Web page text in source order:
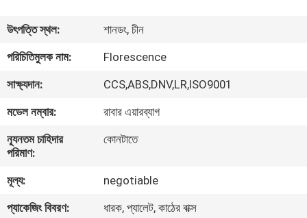
ভিডিও
সম্পর্কে
কারখানা
মান
উৎপত্তি স্থল:
শানডং, চীন
পরিচিতিমুলক নাম:
Florescence
সাক্ষ্যদান:
CCS,ABS,DNV,LR,ISO9001
মডেল নম্বার:
রাবার এয়ারব্যাগ
ন্যূনতম চাহিদার
পরিমাণ:
কোনটাতে
মূল্য:
negotiable
প্যাকেজিং বিবরণ:
ধারক, প্যালেট, কাঠের বাক্স